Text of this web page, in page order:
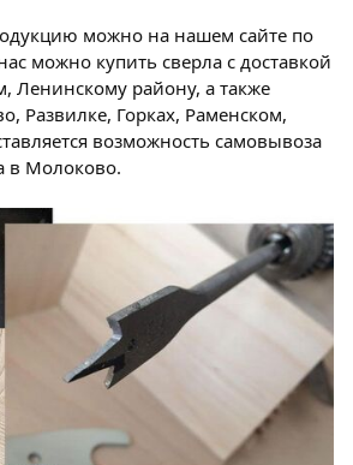
можно на нашем сайте по
можно купить сверла с доставкой
Ленинскому району, а также
Развилке, Горках, Раменском,
возможность самовывоза
в Молоково.